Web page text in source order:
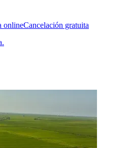
onlineCancelación gratuita